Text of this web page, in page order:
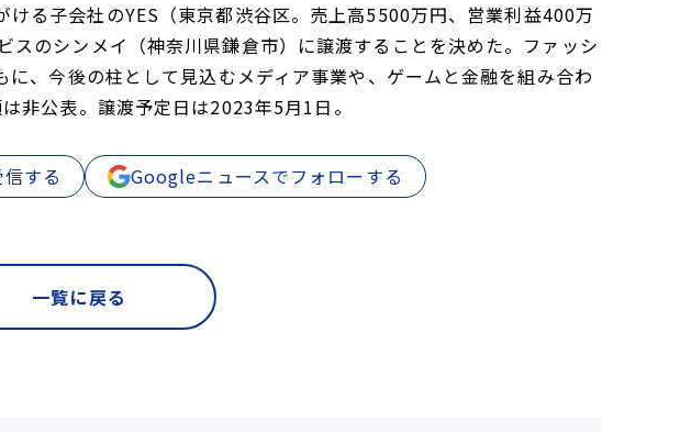
る子会社のYES（東京都渋谷区。売上高5500万円、営業利益400万
のシンメイ（神奈川県鎌倉市）に譲渡することを決めた。ファッシ
、今後の柱として見込むメディア事業や、ゲームと金融を組み合わ
非公表。譲渡予定日は2023年5月1日。
する Googleニュースでフォローする
一覧に戻る